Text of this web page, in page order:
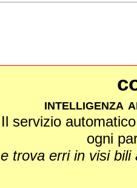
intelligenza
Il servizio
ogni
e trova erri in visi